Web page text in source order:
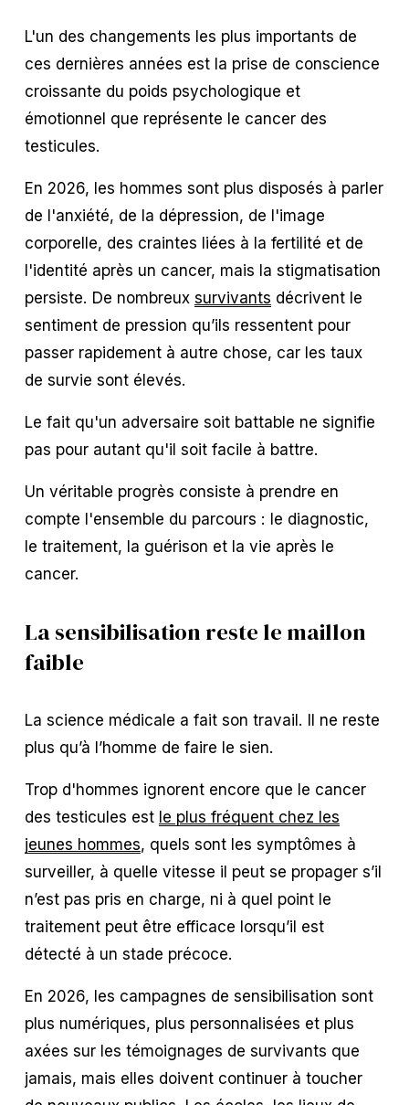
L'un des changements les plus importants de
ces dernières années est la prise de conscience
croissante du poids psychologique et
émotionnel que représente le cancer des
testicules.
En 2026, les hommes sont plus disposés à parler
de l'anxiété, de la dépression, de l'image
corporelle, des craintes liées à la fertilité et de
l'identité après un cancer, mais la stigmatisation
persiste. De nombreux survivants décrivent le
sentiment de pression qu’ils ressentent pour
passer rapidement à autre chose, car les taux
de survie sont élevés.
Le fait qu'un adversaire soit battable ne signifie
pas pour autant qu'il soit facile à battre.
Un véritable progrès consiste à prendre en
compte l'ensemble du parcours : le diagnostic,
le traitement, la guérison et la vie après le
cancer.
La sensibilisation reste le maillon
faible
La science médicale a fait son travail. Il ne reste
plus qu’à l’homme de faire le sien.
Trop d'hommes ignorent encore que le cancer
des testicules est le plus fréquent chez les
jeunes hommes, quels sont les symptômes à
surveiller, à quelle vitesse il peut se propager s’il
n’est pas pris en charge, ni à quel point le
traitement peut être efficace lorsqu’il est
détecté à un stade précoce.
En 2026, les campagnes de sensibilisation sont
plus numériques, plus personnalisées et plus
axées sur les témoignages de survivants que
jamais, mais elles doivent continuer à toucher